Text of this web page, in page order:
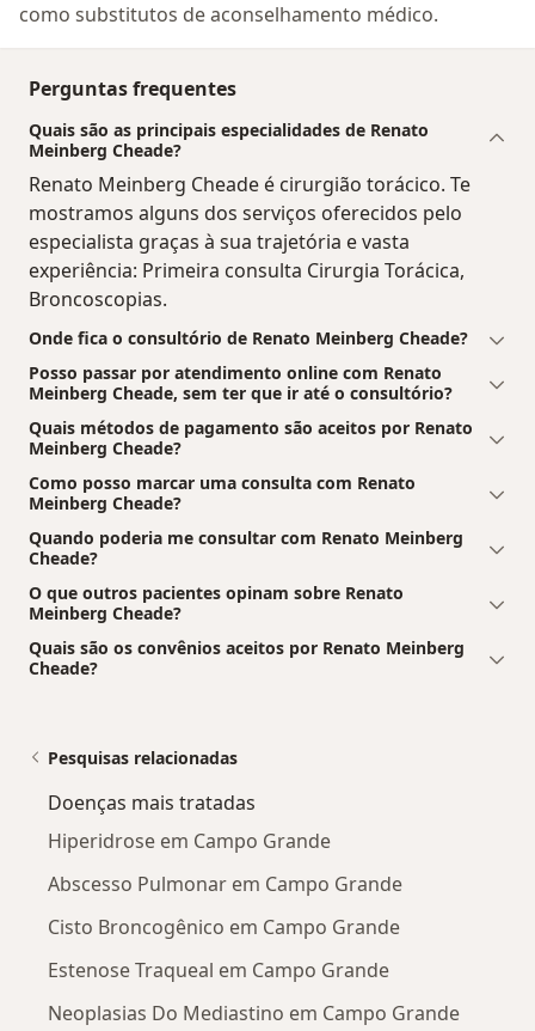
como substitutos de aconselhamento médico.
Perguntas frequentes
Quais são as principais especialidades de Renato
Meinberg Cheade?
Renato Meinberg Cheade é cirurgião torácico. Te
mostramos alguns dos serviços oferecidos pelo
especialista graças à sua trajetória e vasta
experiência: Primeira consulta Cirurgia Torácica,
Broncoscopias.
Onde fica o consultório de Renato Meinberg Cheade?
Posso passar por atendimento online com Renato
Meinberg Cheade, sem ter que ir até o consultório?
Quais métodos de pagamento são aceitos por Renato
Meinberg Cheade?
Como posso marcar uma consulta com Renato
Meinberg Cheade?
Quando poderia me consultar com Renato Meinberg
Cheade?
O que outros pacientes opinam sobre Renato
Meinberg Cheade?
Quais são os convênios aceitos por Renato Meinberg
Cheade?
Pesquisas relacionadas
Doenças mais tratadas
Hiperidrose em Campo Grande
Abscesso Pulmonar em Campo Grande
Cisto Broncogênico em Campo Grande
Estenose Traqueal em Campo Grande
Neoplasias Do Mediastino em Campo Grande